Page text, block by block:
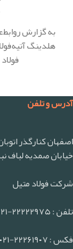
به گزارش
هلدینگ
آدرس و تلفن
اصفهان کنارگذر
خیابان صمدیه لباف
شرکت فولاد متیل
تلفن : ۲۲۲۲۲۹۷۵-۰۲۱
فکس : ۲۲۲۶۱۹۰۷-۰۲۱